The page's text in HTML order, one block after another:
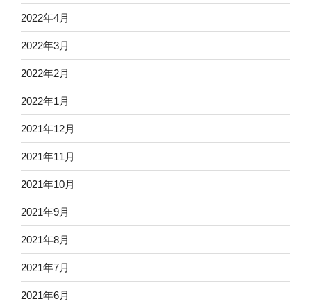
2022年4月
2022年3月
2022年2月
2022年1月
2021年12月
2021年11月
2021年10月
2021年9月
2021年8月
2021年7月
2021年6月